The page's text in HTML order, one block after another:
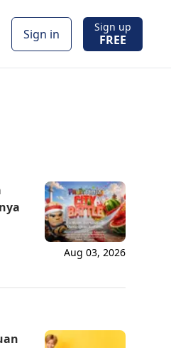
Sign in Sign up
FREE
Aug 03, 2026